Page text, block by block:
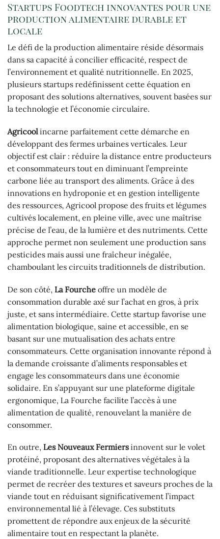
Startups Foodtech innovantes pour une
production alimentaire durable et
locale
Le défi de la production alimentaire réside désormais
dans sa capacité à concilier efficacité, respect de
l’environnement et qualité nutritionnelle. En 2025,
plusieurs startups redéfinissent cette équation en
proposant des solutions alternatives, souvent basées sur
la technologie et l’économie circulaire.
Agricoolincarne parfaitement cette démarche en
développant des fermes urbaines verticales. Leur
objectif est clair : réduire la distance entre producteurs
et consommateurs tout en diminuant l’empreinte
carbone liée au transport des aliments. Grâce à des
innovations en hydroponie et en gestion intelligente
des ressources, Agricool propose des fruits et légumes
cultivés localement, en pleine ville, avec une maîtrise
précise de l’eau, de la lumière et des nutriments. Cette
approche permet non seulement une production sans
pesticides mais aussi une fraîcheur inégalée,
chamboulant les circuits traditionnels de distribution.
De son côté, La Fourche offre un modèle de
consommation durable axé sur l’achat en gros, à prix
juste, et sans intermédiaire. Cette startup favorise une
alimentation biologique, saine et accessible, en se
basant sur une mutualisation des achats entre
consommateurs. Cette organisation innovante répond à
la demande croissante d’aliments responsables et
engage les consommateurs dans une économie
solidaire. En s’appuyant sur une plateforme digitale
ergonomique, La Fourche facilite l’accès à une
alimentation de qualité, renouvelant la manière de
consommer.
En outre, Les Nouveaux Fermiersinnovent sur le volet
protéiné, proposant des alternatives végétales à la
viande traditionnelle. Leur expertise technologique
permet de recréer des textures et saveurs proches de la
viande tout en réduisant significativement l’impact
environnemental lié à l’élevage. Ces substituts
promettent de répondre aux enjeux de la sécurité
alimentaire tout en respectant la planète.